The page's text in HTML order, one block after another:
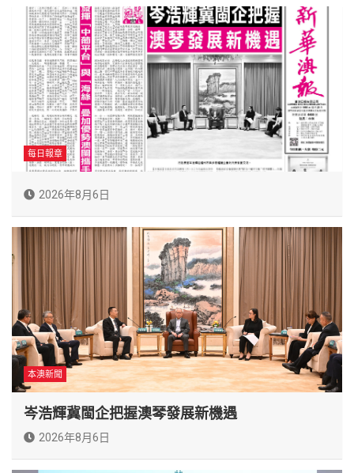
每日報章
2026年8月6日
本澳新聞
岑浩輝冀閩企把握澳琴發展新機遇
2026年8月6日